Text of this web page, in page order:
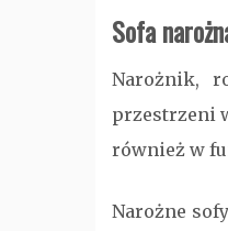
Sofa
Narożnik,
przestrzeni
również w
Narożne